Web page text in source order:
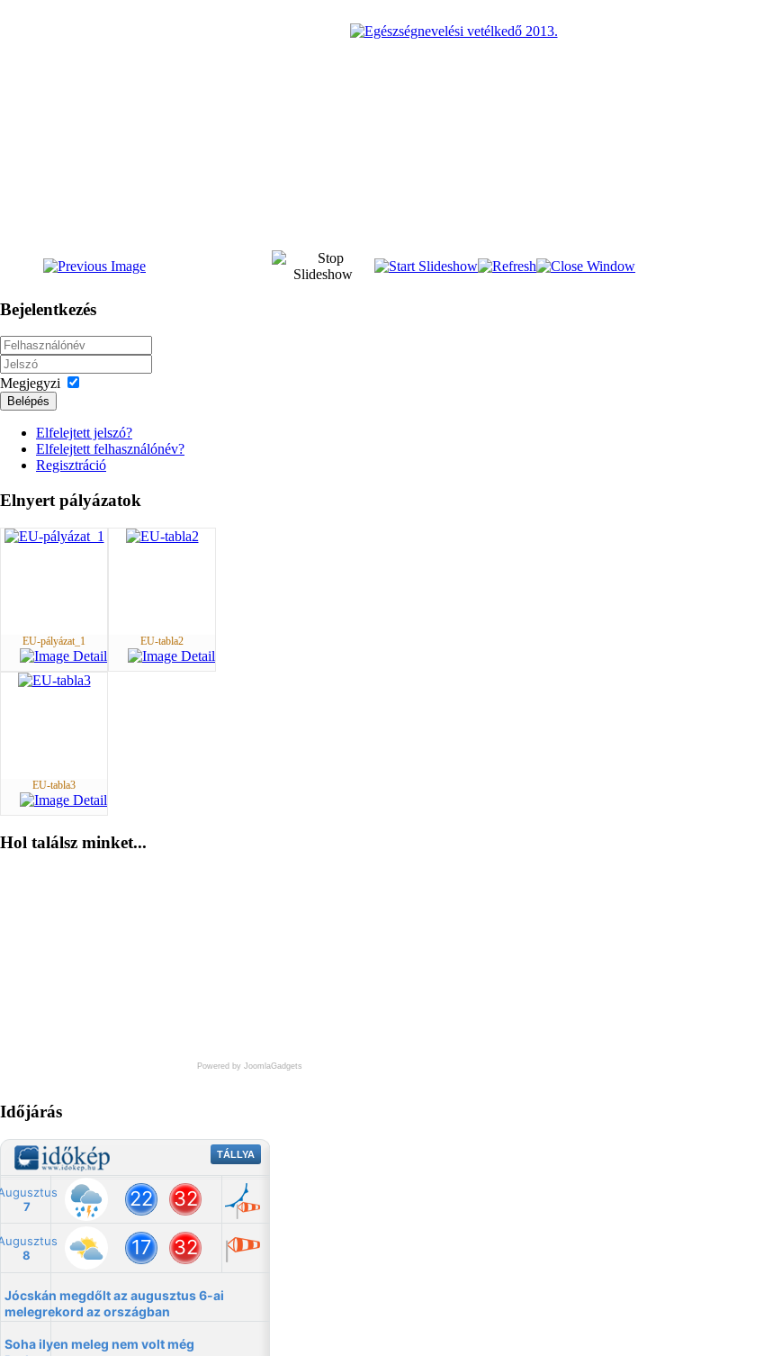
Bejelentkezés
Megjegyzi
Belépés
Elfelejtett jelszó?
Elfelejtett felhasználónév?
Regisztráció
Elnyert pályázatok
EU-pályázat_1 EU-tabla2
EU-tabla3
Hol találsz minket...
Powered by JoomlaGadgets
Időjárás